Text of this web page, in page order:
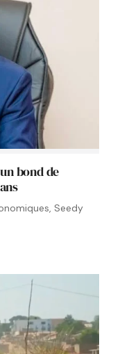
bond de
Seedy